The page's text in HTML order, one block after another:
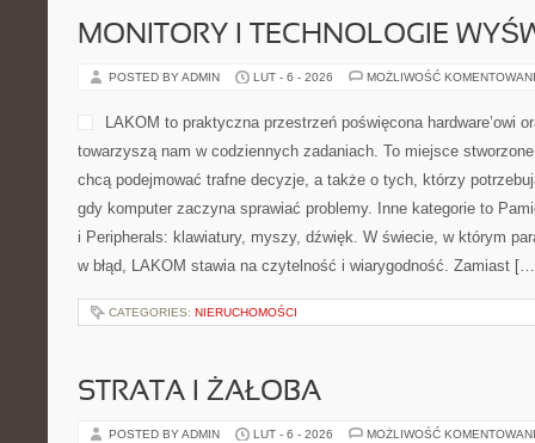
MONITORY I TECHNOLOGIE
POSTED BY ADMIN LUT - 6 - 2026 MOŻLIWOŚĆ
LAKOM to praktyczna przestrzeń poświęcona hardware’owi
towarzyszą nam w codziennych zadaniach. To miejsce
chcą podejmować trafne decyzje, a także o tych, którzy
gdy komputer zaczyna sprawiać problemy. Inne kategorie to
i Peripherals: klawiatury, myszy, dźwięk. W świecie, w którym
w błąd, LAKOM stawia na czytelność i wiarygodność. Zamiast
CATEGORIES: NIERUCHOMOŚCI
STRATA I ŻAŁOBA
POSTED BY ADMIN LUT - 6 - 2026 MOŻLIWOŚĆ